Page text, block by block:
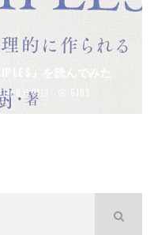
』を読んでみた
年9月21日 6193